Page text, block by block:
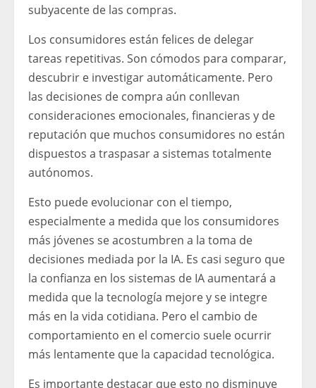
subyacente de las compras.
Los consumidores están felices de delegar
tareas repetitivas. Son cómodos para comparar,
descubrir e investigar automáticamente. Pero
las decisiones de compra aún conllevan
consideraciones emocionales, financieras y de
reputación que muchos consumidores no están
dispuestos a traspasar a sistemas totalmente
autónomos.
Esto puede evolucionar con el tiempo,
especialmente a medida que los consumidores
más jóvenes se acostumbren a la toma de
decisiones mediada por la IA. Es casi seguro que
la confianza en los sistemas de IA aumentará a
medida que la tecnología mejore y se integre
más en la vida cotidiana. Pero el cambio de
comportamiento en el comercio suele ocurrir
más lentamente que la capacidad tecnológica.
Es importante destacar que esto no disminuye